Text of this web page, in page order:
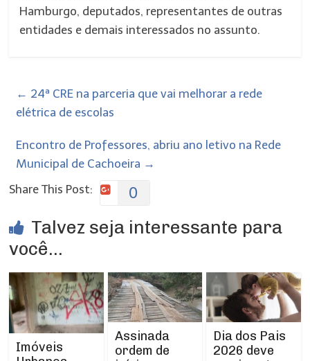
Hamburgo, deputados, representantes de outras
entidades e demais interessados no assunto.
← 24ª CRE na parceria que vai melhorar a rede
elétrica de escolas
Encontro de Professores, abriu ano letivo na Rede
Municipal de Cachoeira →
Share This Post:
0
Talvez seja interessante para
você...
Imóveis
Assinada
ordem de
Dia dos Pais
2026 deve